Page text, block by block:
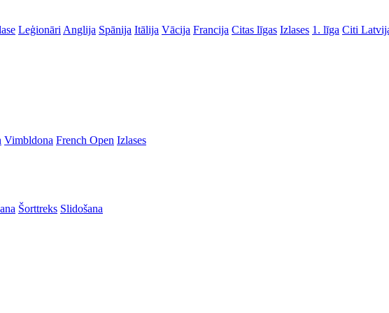
Leģionāri Anglija Spānija Itālija Vācija Francija Citas līgas Izlases 1. līga Citi
Vimbldona French Open Izlases
Šorttreks Slidošana